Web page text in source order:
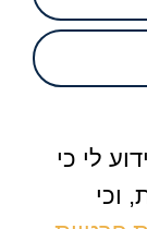
לי כי
וכי